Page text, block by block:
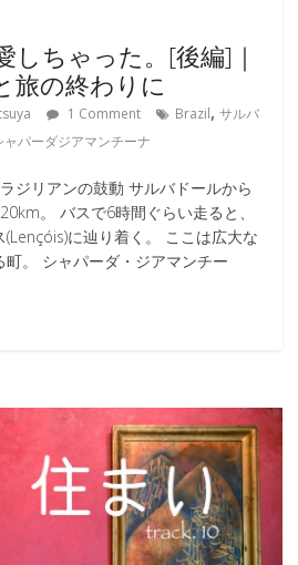
しちゃった。[後編]｜
旅の終わりに
1 Comment Brazil,サルバ
ャパーダジアマンチーナ
ジリアンの鼓動 サルバドールから
。 バスで6時間ぐらい走ると、
に辿り着く。 ここは広大な
町。 シャパーダ・ジアマンチー